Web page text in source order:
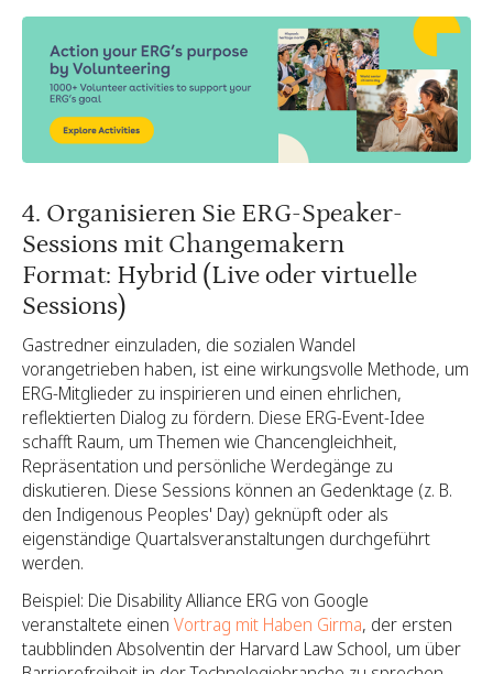
4. Organisieren Sie ERG-Speaker-
Sessions mit Changemakern
Format: Hybrid (Live oder virtuelle
Sessions)
Gastredner einzuladen, die sozialen Wandel
vorangetrieben haben, ist eine wirkungsvolle Methode, um
ERG-Mitglieder zu inspirieren und einen ehrlichen,
reflektierten Dialog zu fördern. Diese ERG-Event-Idee
schafft Raum, um Themen wie Chancengleichheit,
Repräsentation und persönliche Werdegänge zu
diskutieren. Diese Sessions können an Gedenktage (z. B.
den Indigenous Peoples' Day) geknüpft oder als
eigenständige Quartalsveranstaltungen durchgeführt
werden.
Beispiel: Die Disability Alliance ERG von Google
veranstaltete einen Vortrag mit Haben Girma, der ersten
taubblinden Absolventin der Harvard Law School, um über